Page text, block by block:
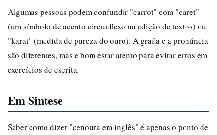
Algumas pessoas podem confundir "carrot" com "caret"
(um símbolo de acento circunflexo na edição de textos) ou
"karat" (medida de pureza do ouro). A grafia e a pronúncia
são diferentes, mas é bom estar atento para evitar erros em
exercícios de escrita.
Em Sintese
Saber como dizer "cenoura em inglês" é apenas o ponto de